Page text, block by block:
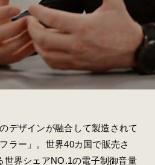
デザインが融合して製造されて
ラー」。世界40カ国で販売さ
世界シェアNO.1の電子制御音量